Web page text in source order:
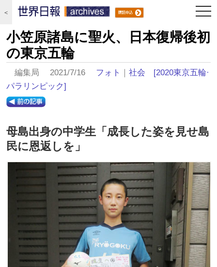
＜
小笠原諸島に聖火、日本復帰後初
の東京五輪
編集局 2021/7/16 フォト ｜社会
[2020東京五輪·
パラリンピック]
母島出身の中学生「成長した姿を見せ島
民に恩返しを」